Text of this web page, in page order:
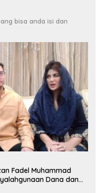
bisa anda isi dan
Fadel Muhammad
Dana dan